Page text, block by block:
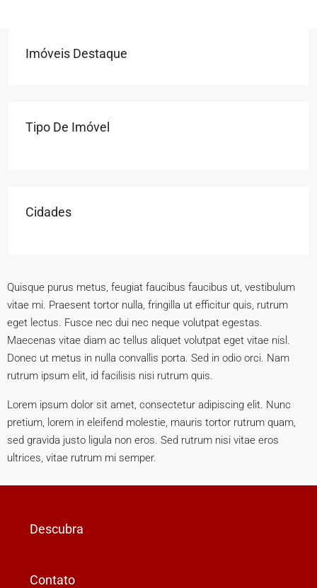
Imóveis Destaque
Tipo De Imóvel
Cidades
Quisque purus metus, feugiat faucibus faucibus ut, vestibulum
vitae mi. Praesent tortor nulla, fringilla ut efficitur quis, rutrum
eget lectus. Fusce nec dui nec neque volutpat egestas.
Maecenas vitae diam ac tellus aliquet volutpat eget vitae nisl.
Donec ut metus in nulla convallis porta. Sed in odio orci. Nam
rutrum ipsum elit, id facilisis nisi rutrum quis.
Lorem ipsum dolor sit amet, consectetur adipiscing elit. Nunc
pretium, lorem in eleifend molestie, mauris tortor rutrum quam,
sed gravida justo ligula non eros. Sed rutrum nisi vitae eros
ultrices, vitae rutrum mi semper.
Descubra
Contato